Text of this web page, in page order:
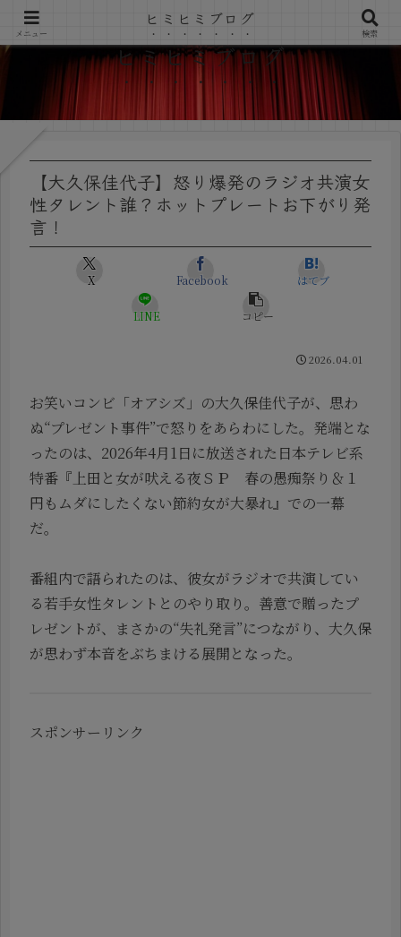
ヒミヒミブログ
【大久保佳代子】怒り爆発のラジオ共演女
性タレント誰？ホットプレートお下がり発
言！
X Facebook はてブ
LINE コピー
2026.04.01
お笑いコンビ「オアシズ」の大久保佳代子が、思わ
ぬ“プレゼント事件”で怒りをあらわにした。発端とな
ったのは、2026年4月1日に放送された日本テレビ系
特番『上田と女が吠える夜ＳＰ 春の愚痴祭り＆１
円もムダにしたくない節約女が大暴れ』での一幕
だ。
番組内で語られたのは、彼女がラジオで共演してい
る若手女性タレントとのやり取り。善意で贈ったプ
レゼントが、まさかの“失礼発言”につながり、大久保
が思わず本音をぶちまける展開となった。
スポンサーリンク
メニュー
ヒミヒミブログ
検索